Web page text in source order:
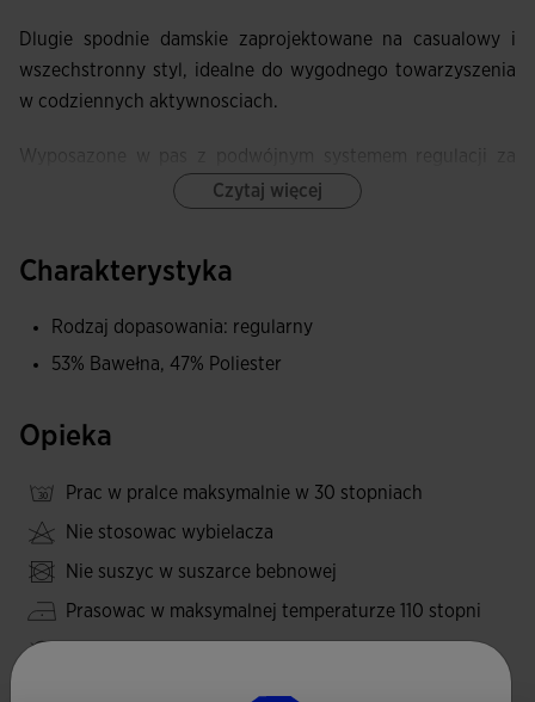
Dlugie spodnie damskie zaprojektowane na casualowy i
wszechstronny styl, idealne do wygodnego towarzyszenia
w codziennych aktywnosciach.
Wyposazone w pas z podwójnym systemem regulacji za
pomoca tasmy elastycznej i sznurków, co gwarantuje
Posiadaja kieszenie boczne, tylne oraz kieszen typu cargo
Wykonane z wysokiej jakosci, komfortowej, cieplej i
skóra, swobode ruchów i izolacje, dzieki czemu sa idealne
do codziennego uzytku.
Logo Joma w silikonie.
Czytaj więcej
Charakterystyka
Rodzaj dopasowania: regularny
53% Bawełna, 47% Poliester
Opieka
Prac w pralce maksymalnie w 30 stopniach
Nie stosowac wybielacza
Nie suszyc w suszarce bebnowej
Prasowac w maksymalnej temperaturze 110 stopni